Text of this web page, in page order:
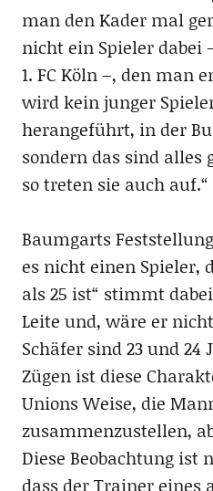
man den Kader mal
nicht ein Spieler dabei
1. FC Köln –, den man
wird kein junger
herangeführt, in der
sondern das sind alles
so treten sie auch auf.“
Baumgarts
es nicht einen Spieler,
als 25 ist“ stimmt
Leite und, wäre er
Schäfer sind 23 und 24
Zügen ist diese
Unions Weise, die
zusammenzustellen,
Diese Beobachtung ist
dass der Trainer eines